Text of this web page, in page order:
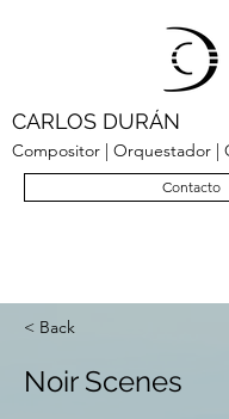
CARLOS DURÁN
Compositor | Orquestador |
Contacto
< Back
Noir Scenes